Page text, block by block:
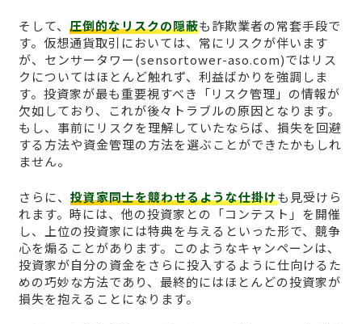
そして、 圧倒的なリスクの隠蔽も詐欺業者の常套手段で
す。仮想通貨取引においては、常にリスクが伴います
が、センサータワー(sensortower-aso.com)ではリス
クについてはほとんど触れず、利益ばかりを強調しま
す。投資家が最も重要視すべき「リスク管理」の情報が
欠如しており、これが後々トラブルの原因となります。
もし、事前にリスクを理解していたならば、損失を回避
する方法や資金管理の方法を選ぶことができたかもしれ
ません。
さらに、 投資家同士を競わせるような仕掛けも見受けら
れます。時には、他の投資家との「コンテスト」を開催
し、上位の投資家には特典を与えるといった形で、競争
心を煽ることがあります。このようなキャンペーンは、
投資家が自分の資金をさらに投入するように仕向けるた
めの巧妙な方法であり、最終的にはほとんどの投資家が
損失を抱えることになります。